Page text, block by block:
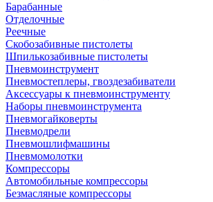
Барабанные
Отделочные
Реечные
Скобозабивные пистолеты
Шпилькозабивные пистолеты
Пневмоинструмент
Пневмостеплеры, гвоздезабиватели
Аксессуары к пневмоинструменту
Наборы пневмоинструмента
Пневмогайковерты
Пневмодрели
Пневмошлифмашины
Пневмомолотки
Компрессоры
Автомобильные компрессоры
Безмасляные компрессоры